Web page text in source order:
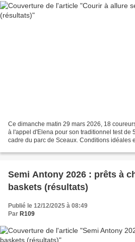
Ce dimanche matin 29 mars 2026, 18
à l'appel d'Elena pour son traditionnel test de
cadre du parc de Sceaux. Conditions idéales
Semi Antony 2026 : prêts à
baskets (résultats)
Publié le 12/12/2025 à 08:49
Par R109